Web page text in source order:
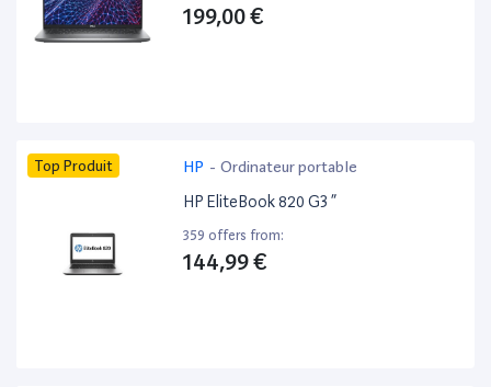
199,00 €
Top Produit HP - Ordinateur portable
HP EliteBook 820 G3 ”
359 offers from:
144,99 €